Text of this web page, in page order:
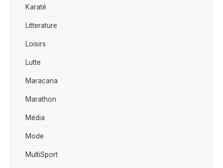
Karaté
Litterature
Loisirs
Lutte
Maracana
Marathon
Média
Mode
MultiSport